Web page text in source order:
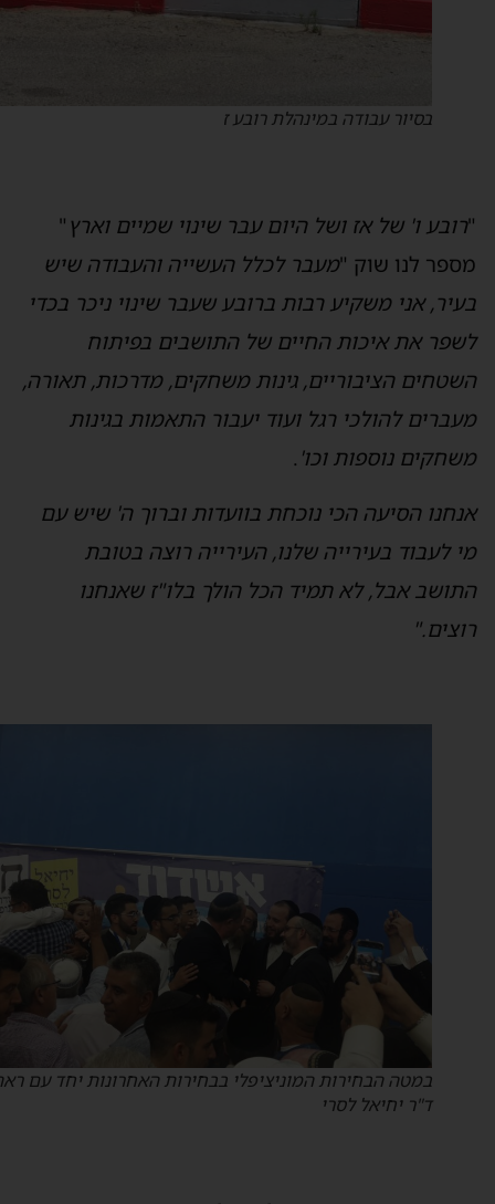
בסיור עבודה במינהלת רובע ז
רובע ו' של אז ושל היום עבר שינוי שמיים וארץ"
לנו שוק "מעבר לכלל העשייה והעבודה שיש
אני משקיע רבות ברובע שעבר שינוי ניכר בכדי
את איכות החיים של התושבים בפיתוח
הציבוריים, גינות משחקים, מדרכות, תאורה,
להולכי רגל ועוד יעבור התאמות בגינות
נוספות וכו'.
הסיעה הכי נוכחת בוועדות וברוך ה' שיש עם
לעבוד בעירייה שלנו, העירייה רוצה בטובת
אבל, לא תמיד הכל הולך בלו"ז שאנחנו
במטה הבחירות המוניציפלי בבחירות האחרונות יחד עם ראה"ע
ד"ר יחיאל לסרי